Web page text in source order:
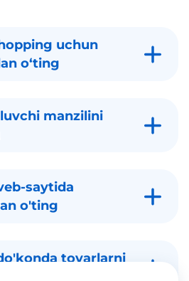
uchun
oʻting
manzilini
saytida
o'ting
tovarlarni